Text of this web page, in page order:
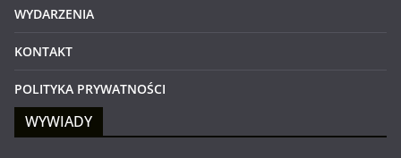
WYDARZENIA
KONTAKT
POLITYKA PRYWATNOŚCI
WYWIADY